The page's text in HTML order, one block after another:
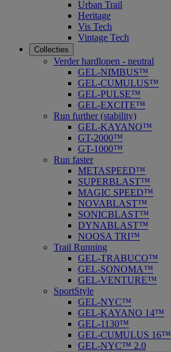
Urban Trail
Heritage
Vis Tech
Vintage Tech
Collecties
Verder hardlopen - neutral
GEL-NIMBUS™
GEL-CUMULUS™
GEL-PULSE™
GEL-EXCITE™
Run further (stability)
GEL-KAYANO™
GT-2000™
GT-1000™
Run faster
METASPEED™
SUPERBLAST™
MAGIC SPEED™
NOVABLAST™
SONICBLAST™
DYNABLAST™
NOOSA TRI™
Trail Running
GEL-TRABUCO™
GEL-SONOMA™
GEL-VENTURE™
SportStyle
GEL-NYC™
GEL-KAYANO 14™
GEL-1130™
GEL-CUMULUS 16™
GEL-NYC™ 2.0